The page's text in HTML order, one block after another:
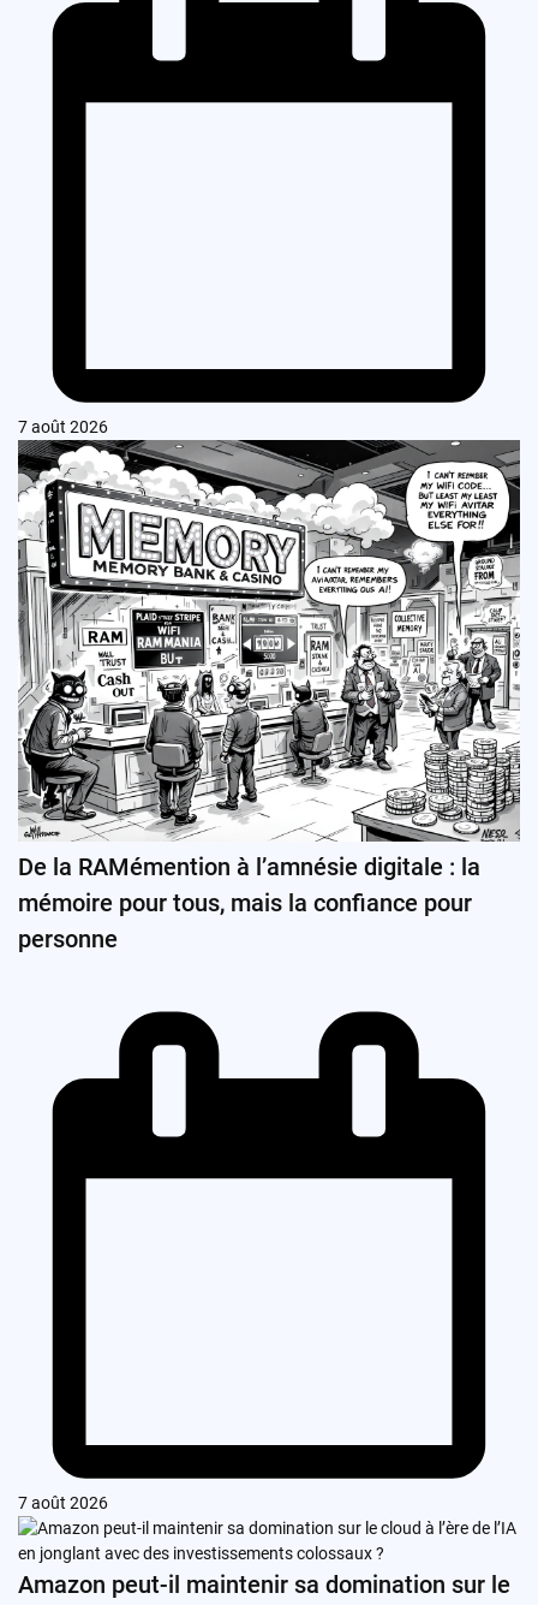
7 août 2026
De la RAMémention à l’amnésie digitale : la
mémoire pour tous, mais la confiance pour
personne
7 août 2026
Amazon peut-il maintenir sa domination sur le